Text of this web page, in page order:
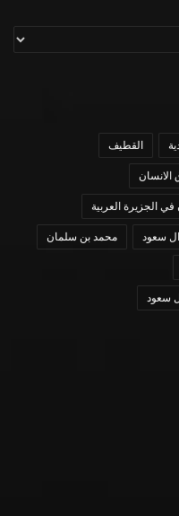
القطيف
الانسان
الجزيرة العربية
سعود محمد بن سلمان
سعود